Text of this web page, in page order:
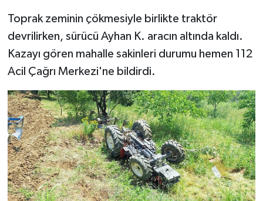
Toprak zeminin çökmesiyle birlikte traktör
devrilirken, sürücü Ayhan K. aracın altında kaldı.
Kazayı gören mahalle sakinleri durumu hemen 112
Acil Çağrı Merkezi'ne bildirdi.